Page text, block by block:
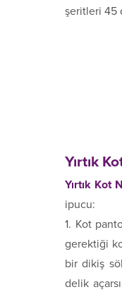
şeritleri 45
Yırtık
Yırtık Kot
ipucu:
1. Kot
gerektiği
bir dikiş
delik